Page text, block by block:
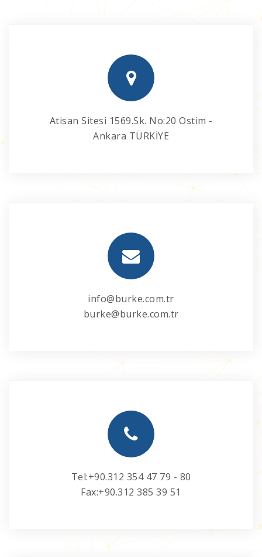
Atisan Sitesi 1569.Sk. No:20 Ostim -
Ankara TÜRKİYE
info@burke.com.tr
burke@burke.com.tr
Tel:+90.312 354 47 79 - 80
Fax:+90.312 385 39 51